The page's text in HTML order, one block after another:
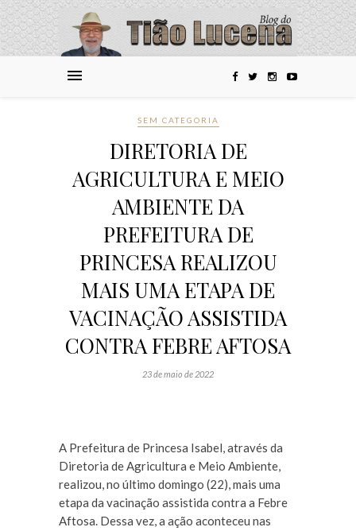
SEM CATEGORIA
DIRETORIA DE
AGRICULTURA E MEIO
AMBIENTE DA
PREFEITURA DE
PRINCESA REALIZOU
MAIS UMA ETAPA DE
VACINAÇÃO ASSISTIDA
CONTRA FEBRE AFTOSA
23 de maio de 2022
A Prefeitura de Princesa Isabel, através da
Diretoria de Agricultura e Meio Ambiente,
realizou, no último domingo (22), mais uma
etapa da vacinação assistida contra a Febre
Aftosa. Dessa vez, a ação aconteceu nas